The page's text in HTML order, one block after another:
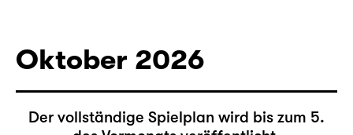
Oktober 2026
Der vollständige Spielplan wird bis zum 5.